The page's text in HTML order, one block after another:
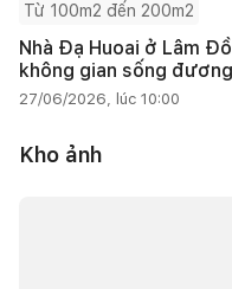
Từ 100m2 đến 200m2
Nhà Đạ Huoai ở Lâm
không gian sống
27/06/2026, lúc 10:00
Kho ảnh